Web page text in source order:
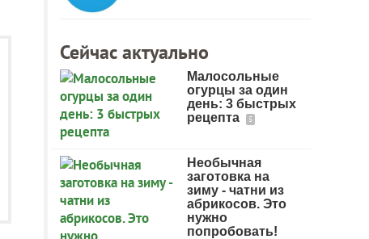
Сейчас актуально
Малосольные
огурцы за один
день: 3 быстрых
рецепта
5
Необычная
заготовка на
зиму - чатни из
абрикосов. Это
нужно
попробовать!